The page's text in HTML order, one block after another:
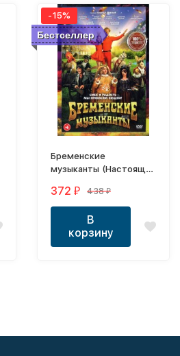
Бестселлер
-15%
Бременские
музыканты (Настоящая
372 ₽ 438₽
В
корзину